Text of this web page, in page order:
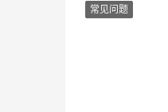
常见问题